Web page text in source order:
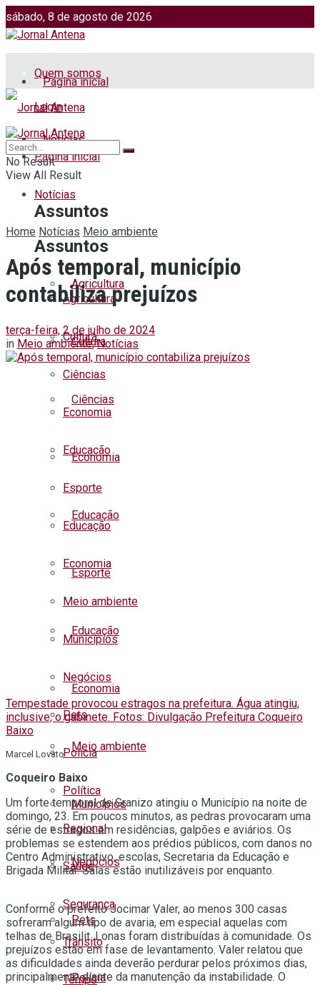
sábado, 8 de agosto de 2026
Jornalismo: (51) 98599 2486
Quem somos
Login
Página inicial
Notícias
Assuntos
Agricultura
Cultura
Ciências
Economia
Educação
Esporte
Educação
Economia
Meio ambiente
Municípios
Negócios
Pets
Polícia
Página inicial
Notícias
Assuntos
Agricultura
Cultura
Ciências
Economia
Educação
Esporte
Educação
Economia
Meio ambiente
Municípios
Negócios
Pets
Polícia
Política
Regional
Saúde
Segurança
Trânsito
Tempo
No Result
View All Result
Home Notícias Meio ambiente
Após temporal, município
contabiliza prejuízos
terça-feira, 2 de julho de 2024
in Meio ambiente,Notícias
Tempestade provocou estragos na prefeitura. Água atingiu,
inclusive, o gabinete. Fotos: Divulgação Prefeitura Coqueiro
Baixo
Marcel Lovato
Coqueiro Baixo
Um forte temporal de Granizo atingiu o Município na noite de
domingo, 23. Em poucos minutos, as pedras provocaram uma
série de estragos em residências, galpões e aviários. Os
problemas se estendem aos prédios públicos, com danos no
Centro Administrativo, escolas, Secretaria da Educação e
Brigada Militar. Salas estão inutilizáveis por enquanto.
Conforme o prefeito Jocimar Valer, ao menos 300 casas
sofreram algum tipo de avaria, em especial aquelas com
telhas de Brasilit. Lonas foram distribuídas à comunidade. Os
prejuízos estão em fase de levantamento. Valer relatou que
as dificuldades ainda deverão perdurar pelos próximos dias,
principalmente diante da manutenção da instabilidade. O